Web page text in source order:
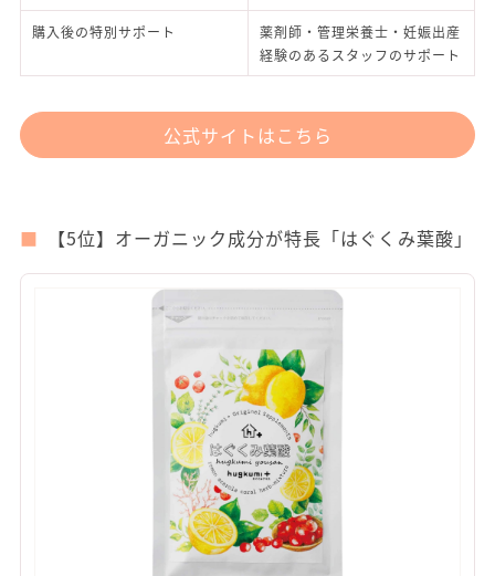
購入後の特別サポート
薬剤師・管理栄養士・妊娠出産
経験のあるスタッフのサポート
公式サイトはこちら
【5位】オーガニック成分が特長「はぐくみ葉酸」